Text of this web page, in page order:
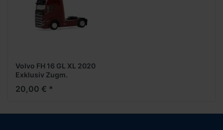
Volvo FH 16 GL XL 2020
Exklusiv Zugm.
(Farbvariante)
20,00 € *